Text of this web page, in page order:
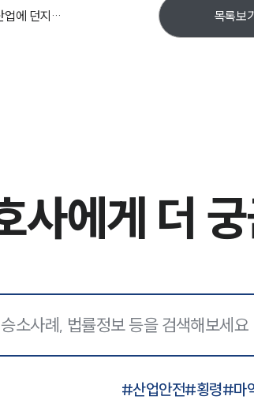
[기고] 콜린 제제 환수 사태, 제약산업에 던지는 법·의학적 경고 목록보기
사에게 더
#산업안전#횡령#마